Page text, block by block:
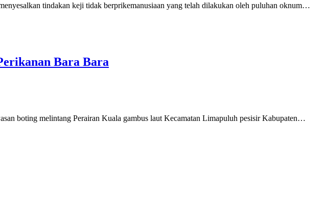
tindakan keji tidak berprikemanusiaan yang telah dilakukan oleh puluhan oknum…
Bara Bara
boting melintang Perairan Kuala gambus laut Kecamatan Limapuluh pesisir Kabupaten…